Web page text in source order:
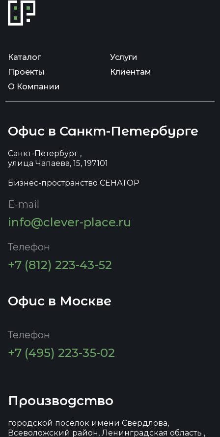
Каталог
Услуги
Проекты
Клиентам
О Компании
Офис в Санкт-Петербурге
Санкт-Петербург ,
улица Чапаева, 15, 197101
Бизнес-пространство СЕНАТОР
E-mail
info@clever-place.ru
Телефон
+7 (812) 223-43-52
Офис в Москве
Телефон
+7 (495) 223-35-02
Производство
городской посёлок имени Свердлова,
Всеволожский район, Ленинградская область ,